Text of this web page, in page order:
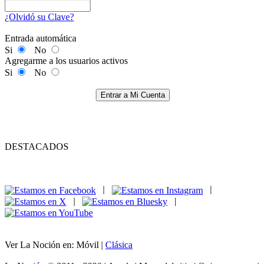
¿Olvidó su Clave?
Entrada automática
Si
No
Agregarme a los usuarios activos
Si
No
Entrar a Mi Cuenta
DESTACADOS
|
|
Ver La Noción en: Móvil | Clásica